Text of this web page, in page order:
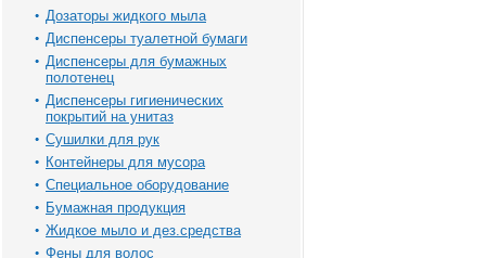
Дозаторы жидкого мыла
Диспенсеры туалетной бумаги
Диспенсеры для бумажных
полотенец
Диспенсеры гигиенических
покрытий на унитаз
Сушилки для рук
Контейнеры для мусора
Специальное оборудование
Бумажная продукция
Жидкое мыло и дез.средства
Фены для волос